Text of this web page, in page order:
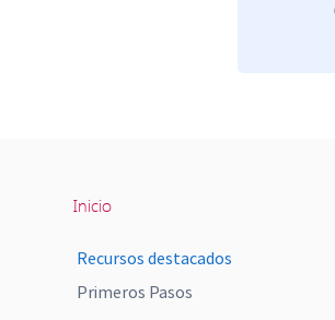
Inicio
Recursos destacados
Primeros Pasos